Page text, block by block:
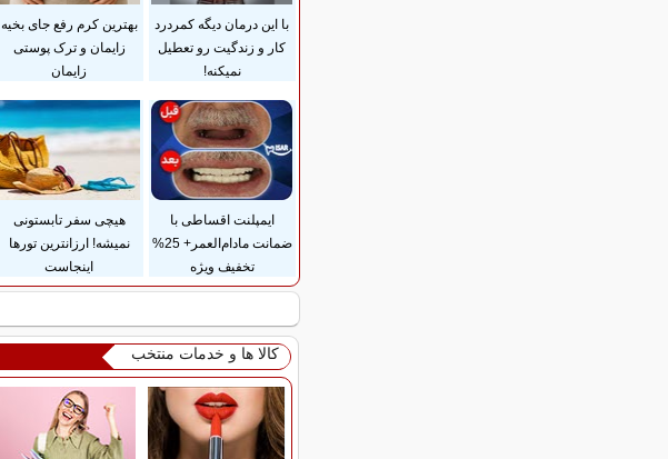
با این درمان دیگه کمردرد
کار و زندگیت رو تعطیل
نمیکنه!
بهترین کرم رفع جای بخیه
زایمان و ترک پوستی
زایمان
ایمپلنت اقساطی با
ضمانت مادام‌العمر+ 25%
تخفیف ویژه
هیچی سفر تابستونی
نمیشه! ارزانترین تورها
اینجاست
کالا ها و خدمات منتخب